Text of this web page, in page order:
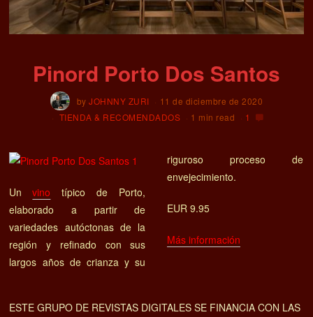
Pinord Porto Dos Santos
byJOHNNY ZURI
11 de diciembre de 2020
TIENDA & RECOMENDADOS
1 min read 1
Unvino típico de Porto,
elaborado a partir de
variedades autóctonas de la
región y refinado con sus
largos años de crianza y su
riguroso proceso de
envejecimiento.
EUR 9.95
Más información
ESTE GRUPO DE REVISTAS DIGITALES SE FINANCIA CON LAS